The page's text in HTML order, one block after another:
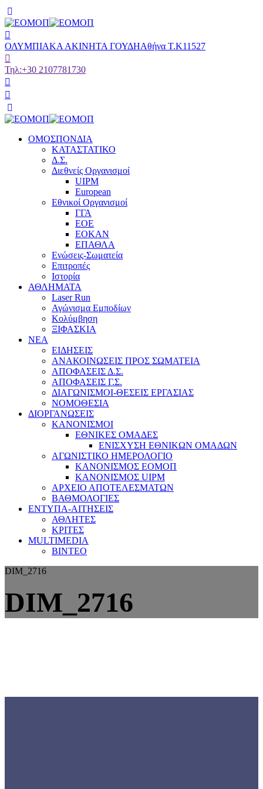
ΟΛΥΜΠΙΑΚΑ ΑΚΙΝΗΤΑ ΓΟΥΔΗΑθήνα Τ.Κ11527
Τηλ:+30 2107781730
ΟΜΟΣΠΟΝΔΙΑ
ΚΑΤΑΣΤΑΤΙΚΟ
Δ.Σ.
Διεθνείς Οργανισμοί
UIPM
European
Εθνικοί Οργανισμοί
ΓΓΑ
ΕΟΕ
ΕΟΚΑΝ
ΕΠΑΘΛΑ
Ενώσεις-Σωματεία
Επιτροπές
Ιστορία
ΑΘΛΗΜΑΤΑ
Laser Run
Αγώνισμα Εμποδίων
Κολύμβηση
ΞΙΦΑΣΚΙΑ
NEA
ΕΙΔΗΣΕΙΣ
ΑΝΑΚΟΙΝΩΣΕΙΣ ΠΡΟΣ ΣΩΜΑΤΕΙΑ
ΑΠΟΦΑΣΕΙΣ Δ.Σ.
ΑΠΟΦΑΣΕΙΣ Γ.Σ.
ΔΙΑΓΩΝΙΣΜΟΙ-ΘΕΣΕΙΣ ΕΡΓΑΣΙΑΣ
ΝΟΜΟΘΕΣΙΑ
ΔΙΟΡΓΑΝΩΣΕΙΣ
ΚΑΝΟΝΙΣΜΟΙ
ΕΘΝΙΚΕΣ ΟΜΑΔΕΣ
ΕΝΙΣΧΥΣΗ ΕΘΝΙΚΩΝ ΟΜΑΔΩΝ
ΑΓΩΝΙΣΤΙΚΟ ΗΜΕΡΟΛΟΓΙΟ
ΚΑΝΟΝΙΣΜΟΣ ΕΟΜΟΠ
ΚΑΝΟΝΙΣΜΟΣ UIPM
ΑΡΧΕΙΟ ΑΠΟΤΕΛΕΣΜΑΤΩΝ
ΒΑΘΜΟΛΟΓΙΕΣ
ΕΝΤΥΠΑ-ΑΙΤΗΣΕΙΣ
ΑΘΛΗΤΕΣ
ΚΡΙΤΕΣ
MULTIMEDIA
ΒΙΝΤΕΟ
DIM_2716
DIM_2716